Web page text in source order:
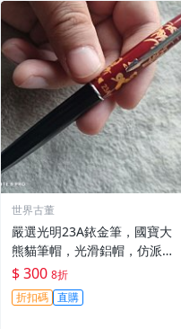
世界古董
嚴選光明23A銥金筆，國寶大
熊貓筆帽，光滑鋁帽，仿派克
設計，老筆難求，適合收藏與
日用 23A 銥金 筆帽
$ 300 8折
折扣碼 直購